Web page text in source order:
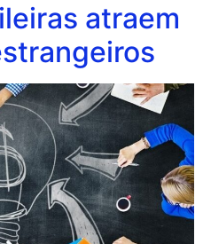
atraem